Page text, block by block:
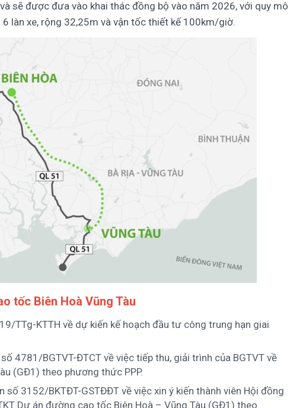
sẽ được đưa vào khai thác đồng bộ vào năm 2026, với quy mô
làn xe, rộng 32,25m và vận tốc thiết kế 100km/giờ.
tốc Biên Hoà Vũng Tàu
TTg-KTTH về dự kiến kế hoạch đầu tư công trung hạn giai
4781/BGTVT-ĐTCT về việc tiếp thu, giải trình của BGTVT về
(GĐ1) theo phương thức PPP.
số 3152/BKTĐT-GSTĐĐT về việc xin ý kiến thành viên Hội đồng
Dự án đường cao tốc Biên Hoà – Vũng Tàu (GĐ1) theo